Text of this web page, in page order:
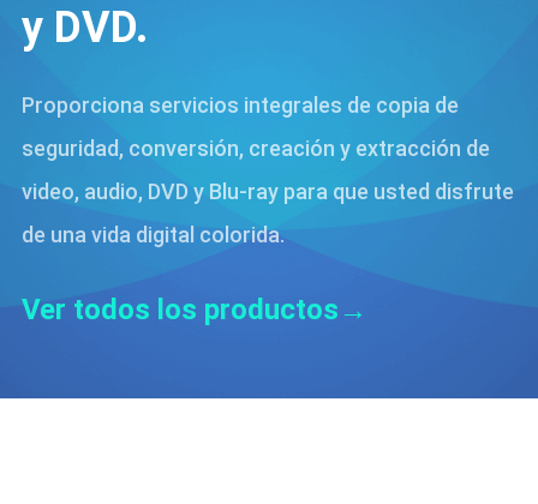
Copia Blu-ray
y DVD.
Proporciona servicios integrales de copia de
seguridad, conversión, creación y extracción de
video, audio, DVD y Blu-ray para que usted disfrute
de una vida digital colorida.
Ver todos los productos→